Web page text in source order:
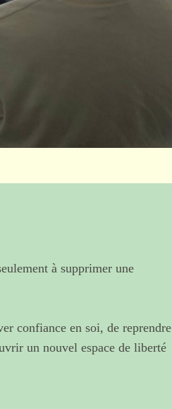
à supprimer une
confiance en soi, de reprendre
un nouvel espace de liberté